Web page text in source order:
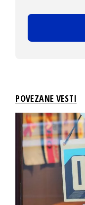
POVEZANE VESTI